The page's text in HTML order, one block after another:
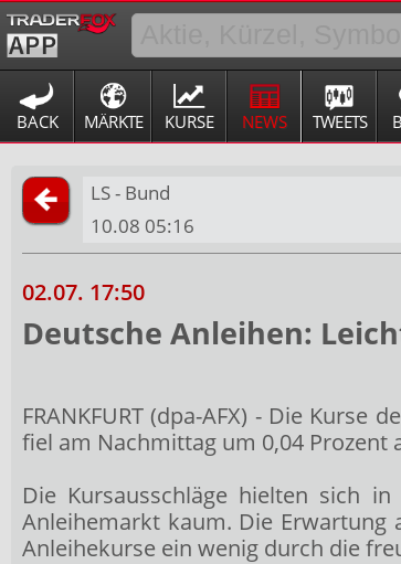
BACK MÄRKTE KURSE NEWS TWEETS
LS - Bund
10.08 05:16
02.07. 17:50
Deutsche Anleihen:
FRANKFURT (dpa-AFX) - Die
fiel am Nachmittag um 0,04 Prozent
Die Kursausschläge hielten sich
Anleihemarkt kaum. Die Erwartung
Anleihekurse ein wenig durch die